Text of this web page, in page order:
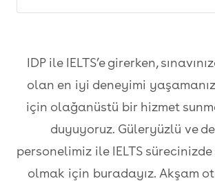
IDP ile IELTS’e girerken,
olan en iyi deneyimi
için olağanüstü bir hizmet
duyuyoruz. Güleryüzlü ve
personelimiz ile IELTS sürecinizde
olmak için buradayız. Akşam